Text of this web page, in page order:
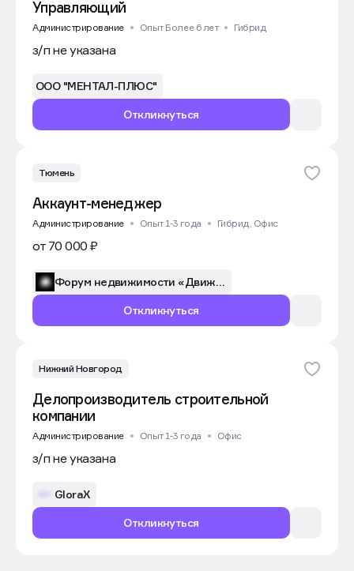
Управляющий
Администрирование Опыт Более 6 лет Гибрид
з/п не указана
Откликнуться
ООО "МЕНТАЛ-ПЛЮС"
Тюмень
Аккаунт-менеджер
Администрирование Опыт 1-3 года Гибрид, Офис
от 70 000 ₽
Откликнуться
Форум недвижимости «Движение»
Нижний Новгород
Делопроизводитель строительной
компании
Администрирование Опыт 1-3 года Офис
з/п не указана
Откликнуться
GloraX